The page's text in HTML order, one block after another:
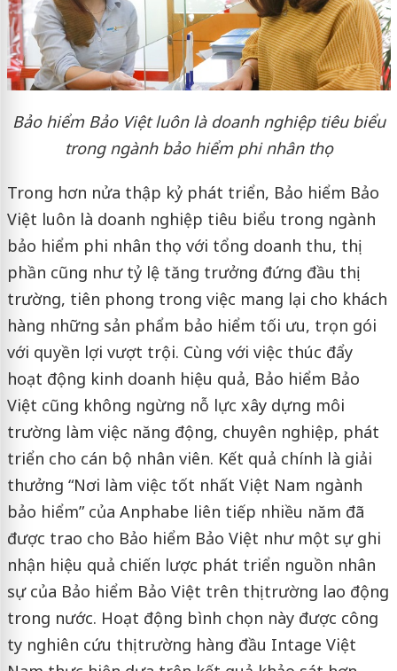
Bảo hiểm Bảo Việt luôn là doanh nghiệp tiêu biểu
trong ngành bảo hiểm phi nhân thọ
Trong hơn nửa thập kỷ phát triển, Bảo hiểm Bảo
Việt luôn là doanh nghiệp tiêu biểu trong ngành
bảo hiểm phi nhân thọ với tổng doanh thu, thị
phần cũng như tỷ lệ tăng trưởng đứng đầu thị
trường, tiên phong trong việc mang lại cho khách
hàng những sản phẩm bảo hiểm tối ưu, trọn gói
với quyền lợi vượt trội. Cùng với việc thúc đẩy
hoạt động kinh doanh hiệu quả, Bảo hiểm Bảo
Việt cũng không ngừng nỗ lực xây dựng môi
trường làm việc năng động, chuyên nghiệp, phát
triển cho cán bộ nhân viên. Kết quả chính là giải
thưởng “Nơi làm việc tốt nhất Việt Nam ngành
bảo hiểm” của Anphabe liên tiếp nhiều năm đã
được trao cho Bảo hiểm Bảo Việt như một sự ghi
nhận hiệu quả chiến lược phát triển nguồn nhân
sự của Bảo hiểm Bảo Việt trên thị trường lao động
trong nước. Hoạt động bình chọn này được công
ty nghiên cứu thị trường hàng đầu Intage Việt